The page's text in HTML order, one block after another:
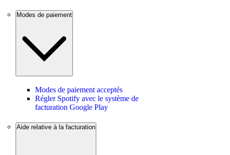
Modes de paiement
Modes de paiement acceptés
Régler Spotify avec le système de
facturation Google Play
Aide relative à la facturation